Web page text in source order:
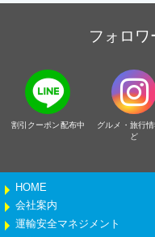
フォロワ
割引クーポン配布中
グルメ・旅行情
ど
HOME
会社案内
運輸安全マネジメント